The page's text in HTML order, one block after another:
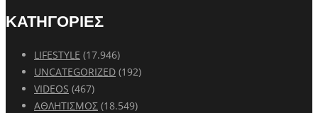
ΚΑΤΗΓΟΡΙΕΣ
LIFESTYLE (17.946)
UNCATEGORIZED (192)
VIDEOS (467)
ΑΘΛΗΤΙΣΜΟΣ (18.549)